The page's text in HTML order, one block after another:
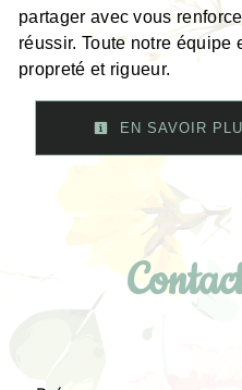
partager avec vous
réussir. Toute notre
propreté et rigueur.
EN SAVOIR